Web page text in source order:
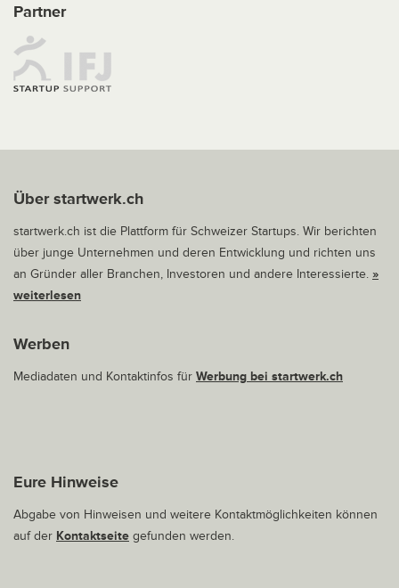
Partner
Über startwerk.ch
startwerk.ch ist die Plattform für Schweizer Startups. Wir berichten
über junge Unternehmen und deren Entwicklung und richten uns
an Gründer aller Branchen, Investoren und andere Interessierte. »
weiterlesen
Werben
Mediadaten und Kontaktinfos für Werbung bei startwerk.ch
Eure Hinweise
Abgabe von Hinweisen und weitere Kontaktmöglichkeiten können
auf der Kontaktseite gefunden werden.